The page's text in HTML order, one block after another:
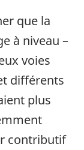
que la
à niveau –
voies
différents
plus
contributif